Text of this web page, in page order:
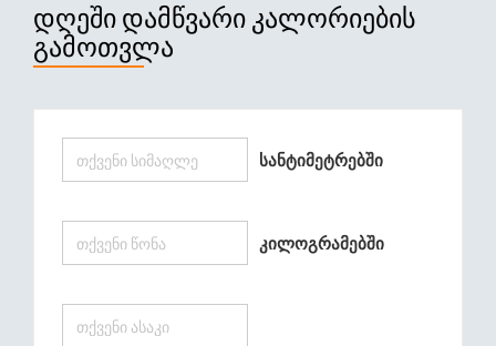
ᲓᲦᲔᲨᲘ ᲓᲐᲛᲬᲕᲐᲠᲘ ᲙᲐᲚᲝᲠᲘᲔᲑᲘᲡ
ᲒᲐᲛᲝᲗᲕᲚᲐ
Სანტიმეტრებში
Კილოგრამებში